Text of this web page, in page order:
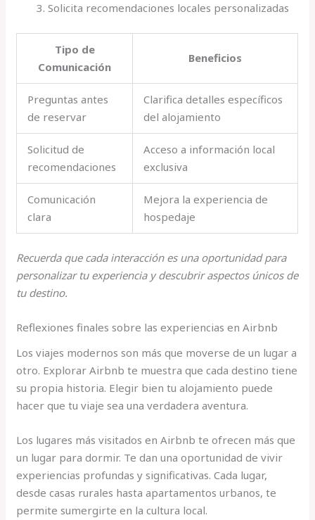
Solicita recomendaciones locales personalizadas
Tipo de
Comunicación
Beneficios
Preguntas antes
de reservar
Clarifica detalles específicos
del alojamiento
Solicitud de
recomendaciones
Acceso a información local
exclusiva
Comunicación
clara
Mejora la experiencia de
hospedaje
Recuerda que cada interacción es una oportunidad para
personalizar tu experiencia y descubrir aspectos únicos de
tu destino.
Reflexiones finales sobre las experiencias en Airbnb
Los viajes modernos son más que moverse de un lugar a
otro. Explorar Airbnb te muestra que cada destino tiene
su propia historia. Elegir bien tu alojamiento puede
hacer que tu viaje sea una verdadera aventura.
Los lugares más visitados en Airbnb te ofrecen más que
un lugar para dormir. Te dan una oportunidad de vivir
experiencias profundas y significativas. Cada lugar,
desde casas rurales hasta apartamentos urbanos, te
permite sumergirte en la cultura local.